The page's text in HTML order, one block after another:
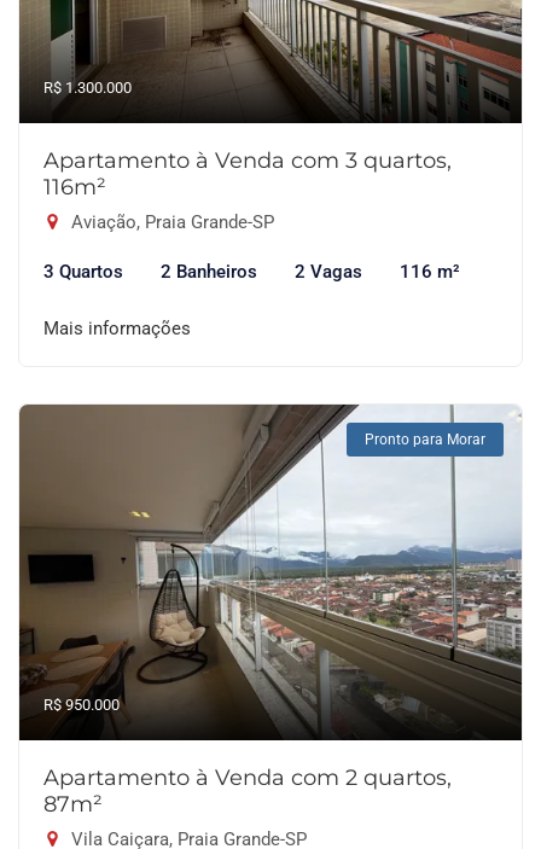
R$ 1.300.000
Apartamento à Venda com 3 quartos,
116m²
Aviação, Praia Grande-SP
3 Quartos 2 Banheiros 2 Vagas 116 m²
Mais informações
Pronto para Morar
R$ 950.000
Apartamento à Venda com 2 quartos,
87m²
Vila Caiçara, Praia Grande-SP